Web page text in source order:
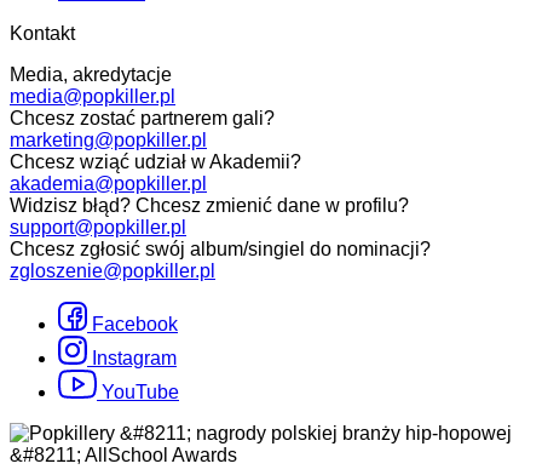
Kontakt
Media, akredytacje
media@popkiller.pl
Chcesz zostać partnerem gali?
marketing@popkiller.pl
Chcesz wziąć udział w Akademii?
akademia@popkiller.pl
Widzisz błąd? Chcesz zmienić dane w profilu?
support@popkiller.pl
Chcesz zgłosić swój album/singiel do nominacji?
zgloszenie@popkiller.pl
Facebook
Instagram
YouTube